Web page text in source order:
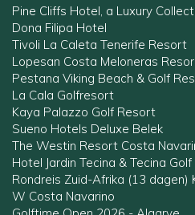
Pine Cliffs Hotel, a Luxury
Dona Filipa Hotel
Tivoli La Caleta Tenerife Resort
Lopesan Costa Meloneras
Pestana Viking Beach & Golf
La Cala Golfresort
Kaya Palazzo Golf Resort
Sueno Hotels Deluxe Belek
The Westin Resort Costa
Hotel Jardin Tecina & Tecina Golf
Rondreis Zuid-Afrika (13 dagen)
W Costa Navarino